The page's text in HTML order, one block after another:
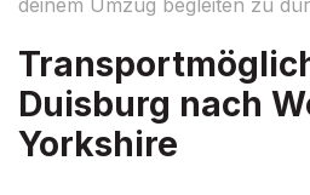
Duisburg nach
Yorkshire